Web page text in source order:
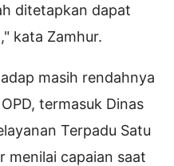
ditetapkan dapat
kata Zamhur.
masih rendahnya
termasuk Dinas
Terpadu Satu
menilai capaian saat